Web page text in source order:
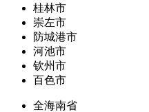
桂林市
崇左市
防城港市
河池市
钦州市
百色市
全海南省